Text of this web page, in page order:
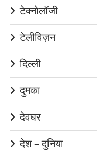
टेक्नोलॉजी
टेलीविज़न
दिल्ली
दुमका
देवघर
देश – दुनिया